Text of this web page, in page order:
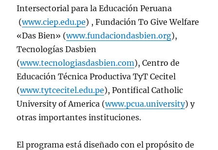
Intersectorial para la Educación Peruana
(www.ciep.edu.pe) , Fundación To Give Welfare
«Das Bien» (www.fundaciondasbien.org),
Tecnologías Dasbien
(www.tecnologiasdasbien.com), Centro de
Educación Técnica Productiva TyT Cecitel
(www.tytcecitel.edu.pe), Pontifical Catholic
University of America (www.pcua.university) y
otras importantes instituciones.
El programa está diseñado con el propósito de